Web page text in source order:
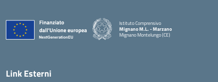
Istituto Comprensivo
Mignano M.L. - Marzano
Mignano Montelungo (CE)
— Visita la pagina iniziale della scuola
Link Esterni